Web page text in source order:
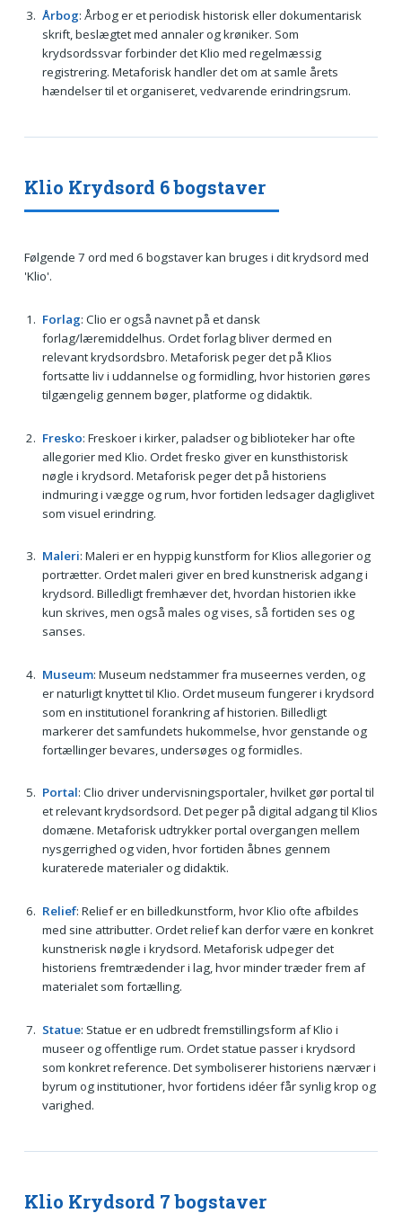
Årbog: Årbog er et periodisk historisk eller dokumentarisk
skrift, beslægtet med annaler og krøniker. Som
krydsordssvar forbinder det Klio med regelmæssig
registrering. Metaforisk handler det om at samle årets
hændelser til et organiseret, vedvarende erindringsrum.
Klio Krydsord 6 bogstaver
Følgende 7 ord med 6 bogstaver kan bruges i dit krydsord med
'Klio'.
Forlag: Clio er også navnet på et dansk
forlag/læremiddelhus. Ordet forlag bliver dermed en
relevant krydsordsbro. Metaforisk peger det på Klios
fortsatte liv i uddannelse og formidling, hvor historien gøres
tilgængelig gennem bøger, platforme og didaktik.
Fresko: Freskoer i kirker, paladser og biblioteker har ofte
allegorier med Klio. Ordet fresko giver en kunsthistorisk
nøgle i krydsord. Metaforisk peger det på historiens
indmuring i vægge og rum, hvor fortiden ledsager dagliglivet
som visuel erindring.
Maleri: Maleri er en hyppig kunstform for Klios allegorier og
portrætter. Ordet maleri giver en bred kunstnerisk adgang i
krydsord. Billedligt fremhæver det, hvordan historien ikke
kun skrives, men også males og vises, så fortiden ses og
sanses.
Museum: Museum nedstammer fra museernes verden, og
er naturligt knyttet til Klio. Ordet museum fungerer i krydsord
som en institutionel forankring af historien. Billedligt
markerer det samfundets hukommelse, hvor genstande og
fortællinger bevares, undersøges og formidles.
Portal: Clio driver undervisningsportaler, hvilket gør portal til
et relevant krydsordsord. Det peger på digital adgang til Klios
domæne. Metaforisk udtrykker portal overgangen mellem
nysgerrighed og viden, hvor fortiden åbnes gennem
kuraterede materialer og didaktik.
Relief: Relief er en billedkunstform, hvor Klio ofte afbildes
med sine attributter. Ordet relief kan derfor være en konkret
kunstnerisk nøgle i krydsord. Metaforisk udpeger det
historiens fremtrædender i lag, hvor minder træder frem af
materialet som fortælling.
Statue: Statue er en udbredt fremstillingsform af Klio i
museer og offentlige rum. Ordet statue passer i krydsord
som konkret reference. Det symboliserer historiens nærvær i
byrum og institutioner, hvor fortidens idéer får synlig krop og
varighed.
Klio Krydsord 7 bogstaver